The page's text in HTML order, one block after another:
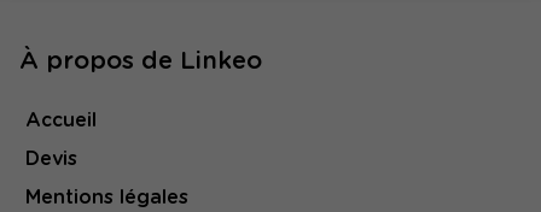
À propos de Linkeo
Accueil
Devis
Mentions légales